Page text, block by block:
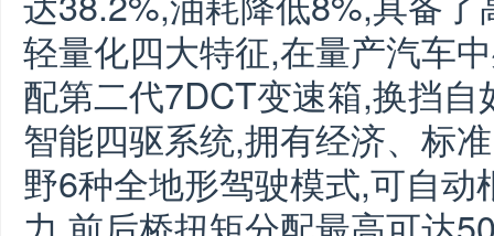
轻量化四大特征,在量产汽车
配第二代7DCT变速箱,换挡
智能四驱系统,拥有经济、标
野6种全地形驾驶模式,可自